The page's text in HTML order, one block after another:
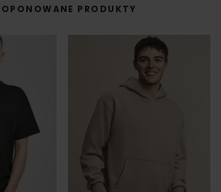
watch?v=hQHB5Np5ooY
PRODUKTY